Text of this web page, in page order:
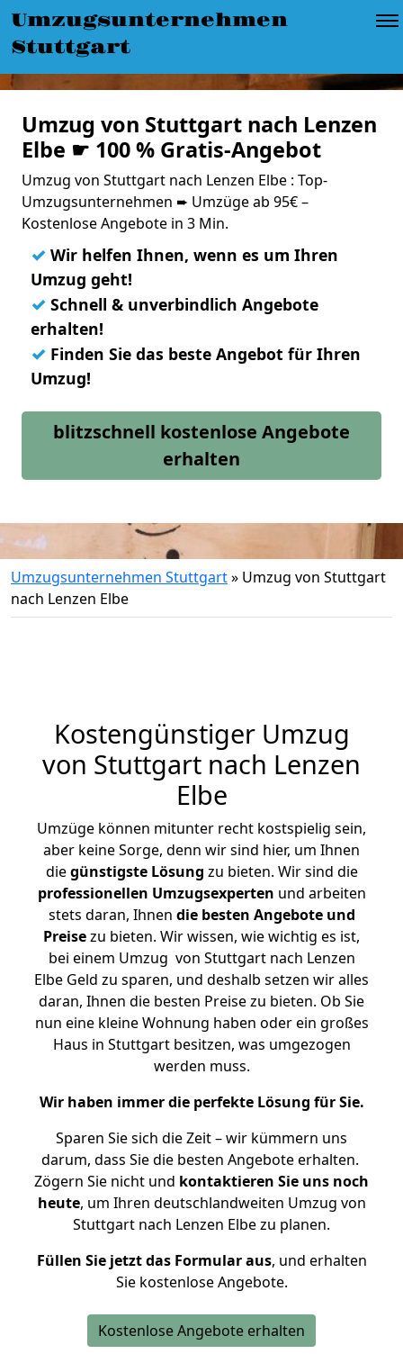
Umzugsunternehmen
Stuttgart
Umzug von Stuttgart nach Lenzen
Elbe ☛ 100 % Gratis-Angebot
Umzug von Stuttgart nach Lenzen Elbe : Top-
Umzugsunternehmen ➨ Umzüge ab 95€ –
Kostenlose Angebote in 3 Min.
✓ Wir helfen Ihnen, wenn es um Ihren
Umzug geht!
✓ Schnell & unverbindlich Angebote
erhalten!
✓ Finden Sie das beste Angebot für Ihren
Umzug!
blitzschnell kostenlose Angebote
erhalten
Umzugsunternehmen Stuttgart» Umzug von Stuttgart
nach Lenzen Elbe
Kostengünstiger Umzug
von Stuttgart nach Lenzen
Elbe
Umzüge können mitunter recht kostspielig sein,
aber keine Sorge, denn wir sind hier, um Ihnen
diegünstigste Lösung zu bieten. Wir sind die
professionellen Umzugsexperten und arbeiten
stets daran, Ihnen die besten Angebote und
Preisezu bieten. Wir wissen, wie wichtig es ist,
bei einem Umzug von Stuttgart nach Lenzen
Elbe Geld zu sparen, und deshalb setzen wir alles
daran, Ihnen die besten Preise zu bieten. Ob Sie
nun eine kleine Wohnung haben oder ein großes
Haus in Stuttgart besitzen, was umgezogen
werden muss.
Wir haben immer die perfekte Lösung für Sie.
Sparen Sie sich die Zeit – wir kümmern uns
darum, dass Sie die besten Angebote erhalten.
Zögern Sie nicht und kontaktieren Sie uns noch
heute, um Ihren deutschlandweiten Umzug von
Stuttgart nach Lenzen Elbe zu planen.
Füllen Sie jetzt das Formular aus, und erhalten
Sie kostenlose Angebote.
Kostenlose Angebote erhalten